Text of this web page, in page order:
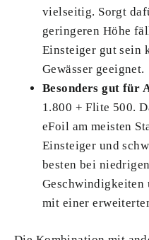
vielseitig. Sorgt
geringeren Höhe
Einsteiger gut sein
Gewässer geeignet.
Besonders gut für
1.800 + Flite 500.
eFoil am meisten
Einsteiger und
besten bei
Geschwindigkeiten
mit einer